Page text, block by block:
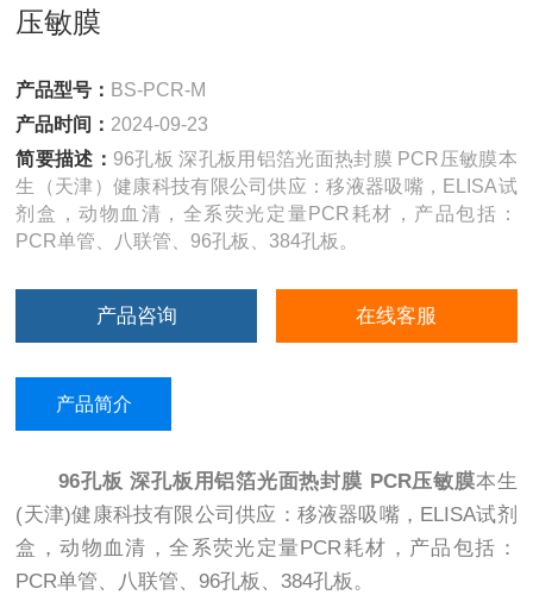
压敏膜
产品型号： BS-PCR-M
产品时间： 2024-09-23
简要描述： 96孔板 深孔板用铝箔光面热封膜 PCR压敏膜本
生（天津）健康科技有限公司供应：移液器吸嘴，ELISA试
剂盒，动物血清，全系荧光定量PCR耗材，产品包括：
PCR单管、八联管、96孔板、384孔板。
产品咨询 在线客服
产品简介
96孔板 深孔板用铝箔光面热封膜 PCR压敏膜本生
(天津)健康科技有限公司供应：移液器吸嘴，ELISA试剂
盒，动物血清，全系荧光定量PCR耗材，产品包括：
PCR单管、八联管、96孔板、384孔板。